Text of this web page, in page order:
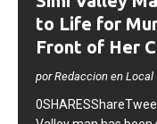
Simi Valley
to Life for
Front of Her
por Redaccion en Local